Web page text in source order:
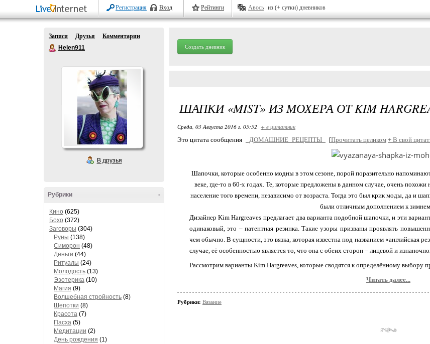
Регистрация Вход Рейтинги Авось из (+ сутки) дневников
Записи Друзья
Комментарии
Helen911
В друзья
-
Рубрики
Кино (625)
Бохо (372)
Заговоры (304)
Руны (138)
Симорон (48)
Деньги (44)
Ритуалы (24)
Молодость (13)
Эзотерика (10)
Магия (9)
Волшебная стройность (8)
Шепотки (8)
Красота (7)
Пасха (5)
Медитации (2)
День рождения (1)
Создать дневник
ШАПКИ «MIST» ИЗ МОХЕРА ОТ KIM
Среда, 03 Августа 2016 г. 05:52 + в цитатник
Это цитата сообщения
_ДОМАШНИЕ_РЕЦЕПТЫ_ [Прочитать целиком + В свой
Шапочки, которые особенно модны в этом сезоне, порой поразительно
веке, где-то в 60-х годах. Те, которые предложены в данном случае, очень
население того времени, независимо от возраста. Тогда это был крик моды, да и
были отличным дополнением к
Дизайнер Kim Hargreaves предлагает два варианта подобной шапочки, и эти
одинаковый, это – патентная резинка. Такие узоры призваны проявлять
чем обычно. В сущности, это вязка, которая известна под названием «английская
случае, её особенностью является то, что она с обеих сторон – лицевой и
Рассмотрим варианты Kim Hargreaves, которые сводятся к определённому выбору
Читать далее...
Рубрики: Вязание